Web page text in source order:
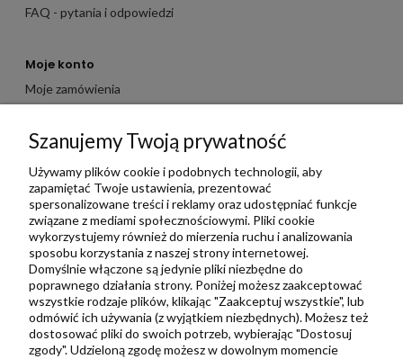
FAQ - pytania i odpowiedzi
Moje konto
Moje zamówienia
Ulubione
Zbieraj punkty za zakupy
Informacje
Kontakt
Regulamin
Polityka prywatności
Metody wysyłki i płatności
Płatności odroczone PayPo
Szanujemy Twoją prywatność
Używamy plików cookie i podobnych technologii, aby
zapamiętać Twoje ustawienia, prezentować
spersonalizowane treści i reklamy oraz udostępniać funkcje
związane z mediami społecznościowymi. Pliki cookie
wykorzystujemy również do mierzenia ruchu i analizowania
sposobu korzystania z naszej strony internetowej.
Domyślnie włączone są jedynie pliki niezbędne do
poprawnego działania strony. Poniżej możesz zaakceptować
wszystkie rodzaje plików, klikając "Zaakceptuj wszystkie", lub
odmówić ich używania (z wyjątkiem niezbędnych). Możesz też
dostosować pliki do swoich potrzeb, wybierając "Dostosuj
zgody". Udzieloną zgodę możesz w dowolnym momencie